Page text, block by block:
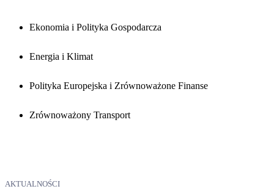
Ekonomia i Polityka Gospodarcza
Energia i Klimat
Polityka Europejska i Zrównoważone Finanse
Zrównoważony Transport
AKTUALNOŚCI